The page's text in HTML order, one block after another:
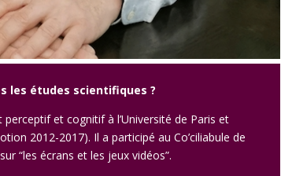
les études scientifiques ?
et cognitif à l’Université de Paris et
2012-2017). Il a participé au Co’ciliabule de
“les écrans et les jeux vidéos”.